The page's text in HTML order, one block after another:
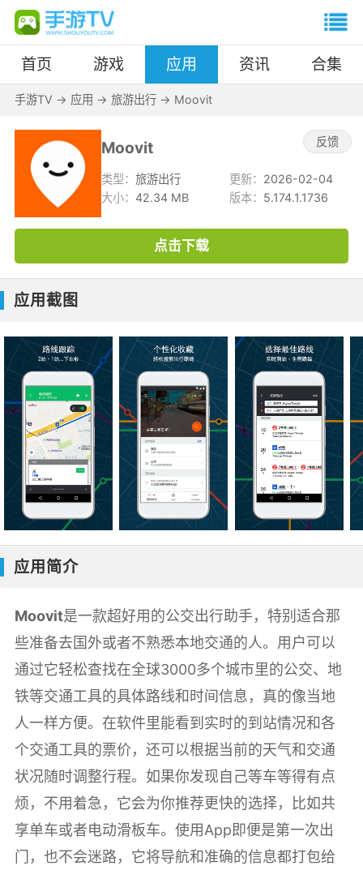
首页 游戏 应用 资讯 合集
手游TV -> 应用 -> 旅游出行-> Moovit
Moovit 反馈
类型：旅游出行 更新： 2026-02-04
大小： 42.34 MB 版本： 5.174.1.1736
点击下载
应用截图
应用简介
Moovit是一款超好用的公交出行助手，特别适合那
些准备去国外或者不熟悉本地交通的人。用户可以
通过它轻松查找在全球3000多个城市里的公交、地
铁等交通工具的具体路线和时间信息，真的像当地
人一样方便。在软件里能看到实时的到站情况和各
个交通工具的票价，还可以根据当前的天气和交通
状况随时调整行程。如果你发现自己等车等得有点
烦，不用着急，它会为你推荐更快的选择，比如共
享单车或者电动滑板车。使用App即便是第一次出
门，也不会迷路，它将导航和准确的信息都打包给